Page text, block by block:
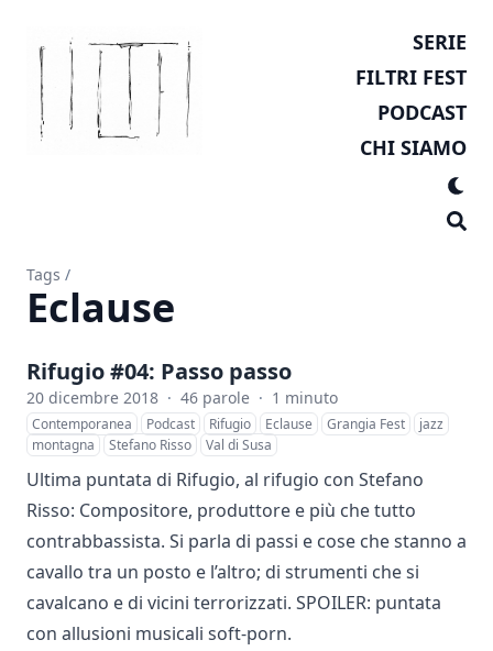
SERIE
FILTRI FEST
PODCAST
CHI SIAMO
Tags /
Eclause
Rifugio #04: Passo passo
20 dicembre 2018 · 46 parole · 1 minuto
Contemporanea Podcast Rifugio Eclause Grangia Fest
jazz
montagna
Stefano Risso Val di Susa
Ultima puntata di Rifugio, al rifugio con Stefano
Risso: Compositore, produttore e più che tutto
contrabbassista. Si parla di passi e cose che stanno a
cavallo tra un posto e l’altro; di strumenti che si
cavalcano e di vicini terrorizzati. SPOILER: puntata
con allusioni musicali soft-porn.